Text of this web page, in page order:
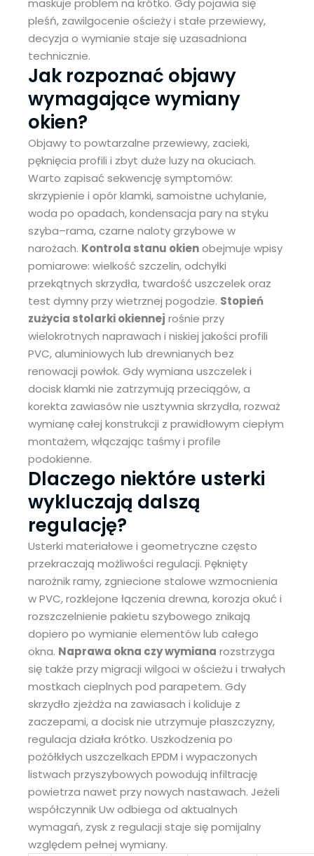
maskuje problem na krótko. Gdy pojawia się
pleśń, zawilgocenie ościeży i stałe przewiewy,
decyzja o wymianie staje się uzasadniona
technicznie.
Jak rozpoznać objawy
wymagające wymiany
okien?
Objawy to powtarzalne przewiewy, zacieki,
pęknięcia profili i zbyt duże luzy na okuciach.
Warto zapisać sekwencję symptomów:
skrzypienie i opór klamki, samoistne uchylanie,
woda po opadach, kondensacja pary na styku
szyba–rama, czarne naloty grzybowe w
narożach. Kontrola stanu okienobejmuje wpisy
pomiarowe: wielkość szczelin, odchyłki
przekątnych skrzydła, twardość uszczelek oraz
test dymny przy wietrznej pogodzie. Stopień
zużycia stolarki okiennej rośnie przy
wielokrotnych naprawach i niskiej jakości profili
PVC, aluminiowych lub drewnianych bez
renowacji powłok. Gdy wymiana uszczelek i
docisk klamki nie zatrzymują przeciągów, a
korekta zawiasów nie usztywnia skrzydła, rozważ
wymianę całej konstrukcji z prawidłowym ciepłym
montażem, włączając taśmy i profile
podokienne.
Dlaczego niektóre usterki
wykluczają dalszą
regulację?
Usterki materiałowe i geometryczne często
przekraczają możliwości regulacji. Pęknięty
narożnik ramy, zgniecione stalowe wzmocnienia
w PVC, rozklejone łączenia drewna, korozja okuć i
rozszczelnienie pakietu szybowego znikają
dopiero po wymianie elementów lub całego
okna. Naprawa okna czy wymiana rozstrzyga
się także przy migracji wilgoci w ościeżu i trwałych
mostkach cieplnych pod parapetem. Gdy
skrzydło zjeżdża na zawiasach i koliduje z
zaczepami, a docisk nie utrzymuje płaszczyzny,
regulacja działa krótko. Uszkodzenia po
pożółkłych uszczelkach EPDM i wypaczonych
listwach przyszybowych powodują infiltrację
powietrza nawet przy nowych nastawach. Jeżeli
współczynnik Uw odbiega od aktualnych
wymagań, zysk z regulacji staje się pomijalny
względem pełnej wymiany.